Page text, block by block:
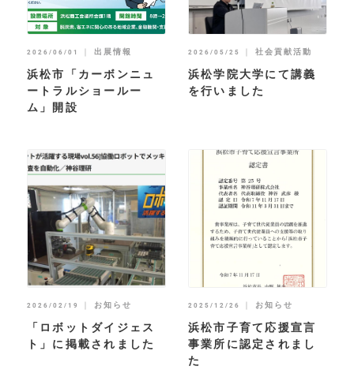
2026/06/01 ｜ 出展情報
浜松市「カーボンニュ
ートラルショールー
ム」開設
2026/05/25 ｜ 社会貢献活動
浜松学院大学にて講義
を行いました
2026/02/19 ｜ お知らせ
「ロボットダイジェス
ト」に掲載されました
2025/12/26 ｜ お知らせ
浜松市子育て応援宣言
事業所に認定されまし
た